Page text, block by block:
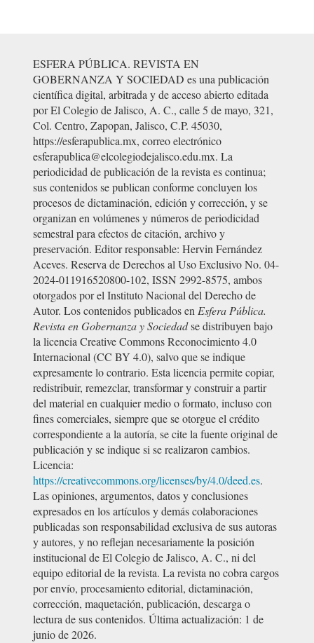
ESFERA PÚBLICA. REVISTA EN
GOBERNANZA Y SOCIEDAD es una publicación
científica digital, arbitrada y de acceso abierto editada
por El Colegio de Jalisco, A. C., calle 5 de mayo, 321,
Col. Centro, Zapopan, Jalisco, C.P. 45030,
https://esferapublica.mx, correo electrónico
esferapublica@elcolegiodejalisco.edu.mx. La
periodicidad de publicación de la revista es continua;
sus contenidos se publican conforme concluyen los
procesos de dictaminación, edición y corrección, y se
organizan en volúmenes y números de periodicidad
semestral para efectos de citación, archivo y
preservación. Editor responsable: Hervin Fernández
Aceves. Reserva de Derechos al Uso Exclusivo No. 04-
2024-011916520800-102, ISSN 2992-8575, ambos
otorgados por el Instituto Nacional del Derecho de
Autor. Los contenidos publicados enEsfera Pública.
Revista en Gobernanza y Sociedadse distribuyen bajo
la licencia Creative Commons Reconocimiento 4.0
Internacional (CC BY 4.0), salvo que se indique
expresamente lo contrario. Esta licencia permite copiar,
redistribuir, remezclar, transformar y construir a partir
del material en cualquier medio o formato, incluso con
fines comerciales, siempre que se otorgue el crédito
correspondiente a la autoría, se cite la fuente original de
publicación y se indique si se realizaron cambios.
Licencia:
https://creativecommons.org/licenses/by/4.0/deed.es.
Las opiniones, argumentos, datos y conclusiones
expresados en los artículos y demás colaboraciones
publicadas son responsabilidad exclusiva de sus autoras
y autores, y no reflejan necesariamente la posición
institucional de El Colegio de Jalisco, A. C., ni del
equipo editorial de la revista. La revista no cobra cargos
por envío, procesamiento editorial, dictaminación,
corrección, maquetación, publicación, descarga o
lectura de sus contenidos. Última actualización: 1 de
junio de 2026.